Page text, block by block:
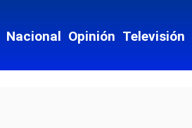
Nacional Opinión Televisión